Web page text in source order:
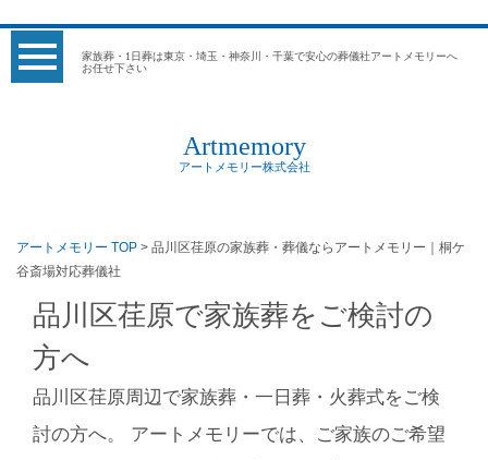
家族葬・1日葬は東京・埼玉・神奈川・千葉で安心の葬儀社アートメモリーへ
お任せ下さい
Artmemory
アートメモリー株式会社
アートメモリー TOP > 品川区荏原の家族葬・葬儀ならアートメモリー｜桐ケ
谷斎場対応葬儀社
品川区荏原で家族葬をご検討の
方へ
品川区荏原周辺で家族葬・一日葬・火葬式をご検
討の方へ。 アートメモリーでは、ご家族のご希望